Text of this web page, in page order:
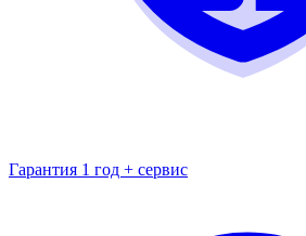
Гарантия 1 год + сервис